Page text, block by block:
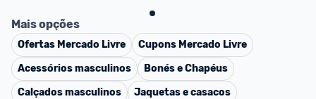
Mais opções
Ofertas Mercado Livre Cupons Mercado Livre
Acessórios masculinos
Bonés e Chapéus
Calçados masculinos
Jaquetas e casacos